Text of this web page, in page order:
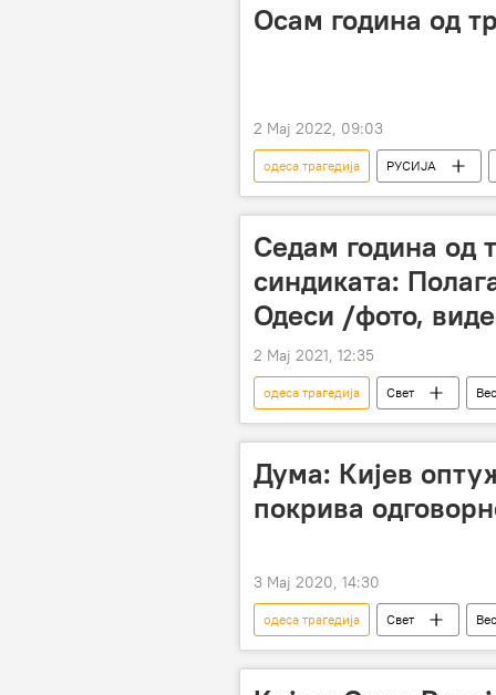
Осам година од
2 Мај 2022, 09:03
одеса трагедија РУСИЈА
Одеса
Седам година од
синдиката:
Одеси /фото,
2 Мај 2021, 12:35
одеса трагедија Свет
Дума: Кијев
покрива
3 Мај 2020, 14:30
одеса трагедија Свет
Леонид Слуцки